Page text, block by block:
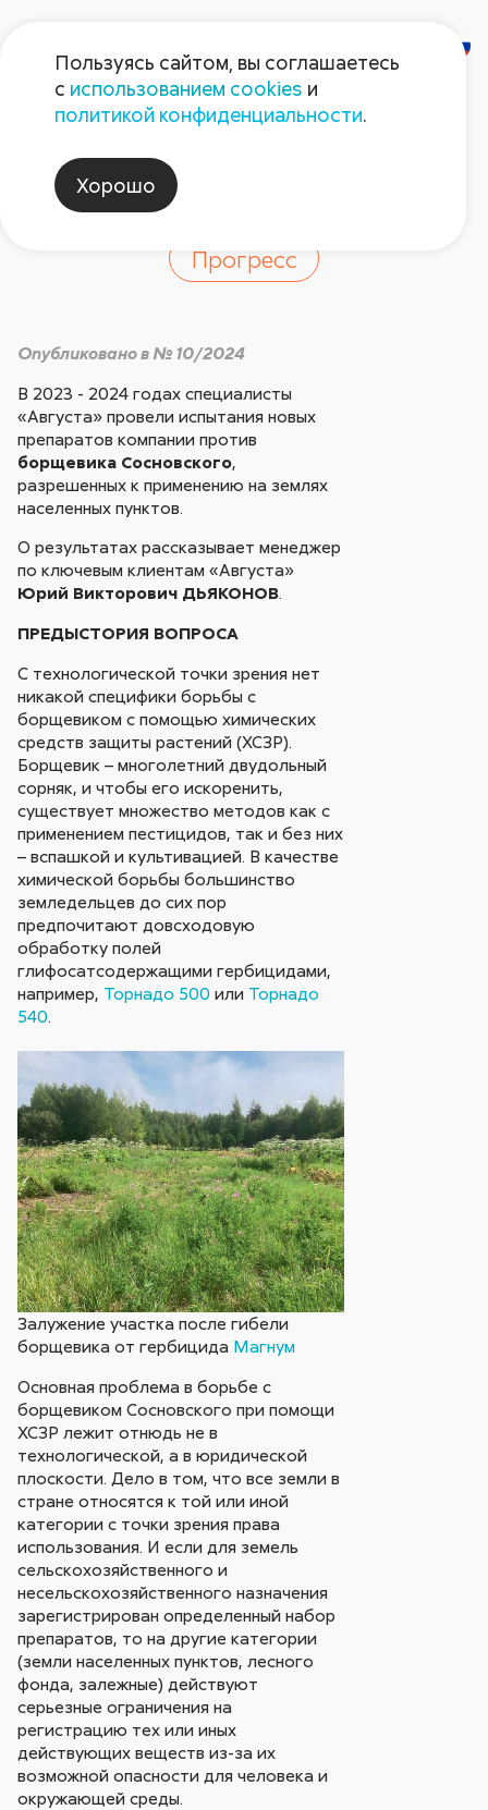
Новое в борьбе с
борщевиком
Прогресс
Опубликовано в № 10/2024
В 2023 - 2024 годах специалисты
«Августа» провели испытания новых
препаратов компании против
борщевика Сосновского,
разрешенных к применению на землях
населенных пунктов.
О результатах рассказывает менеджер
по ключевым клиентам «Августа»
Юрий Викторович ДЬЯКОНОВ.
ПРЕДЫСТОРИЯ ВОПРОСА
С технологической точки зрения нет
никакой специфики борьбы с
борщевиком с помощью химических
средств защиты растений (ХСЗР).
Борщевик – многолетний двудольный
сорняк, и чтобы его искоренить,
существует множество методов как с
применением пестицидов, так и без них
– вспашкой и культивацией. В качестве
химической борьбы большинство
земледельцев до сих пор
предпочитают довсходовую
обработку полей
глифосатсодержащими гербицидами,
например, Торнадо 500 или Торнадо
540.
Залужение участка после гибели
борщевика от гербицида Магнум
Основная проблема в борьбе с
борщевиком Сосновского при помощи
ХСЗР лежит отнюдь не в
технологической, а в юридической
плоскости. Дело в том, что все земли в
стране относятся к той или иной
категории с точки зрения права
использования. И если для земель
сельскохозяйственного и
несельскохозяйственного назначения
зарегистрирован определенный набор
препаратов, то на другие категории
(земли населенных пунктов, лесного
фонда, залежные) действуют
серьезные ограничения на
регистрацию тех или иных
действующих веществ из-за их
возможной опасности для человека и
окружающей среды.
Пользуясь сайтом, вы соглашаетесь
с использованием cookies и
политикой конфиденциальности.
Хорошо